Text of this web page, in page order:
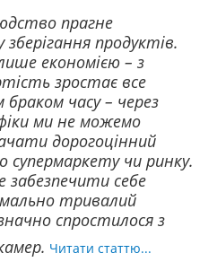
прагне
продуктів.
економією – з
зростає все
часу – через
ми не можемо
дорогоцінний
супермаркету чи ринку.
забезпечити себе
тривалий
спростилося з
Читати статтю...